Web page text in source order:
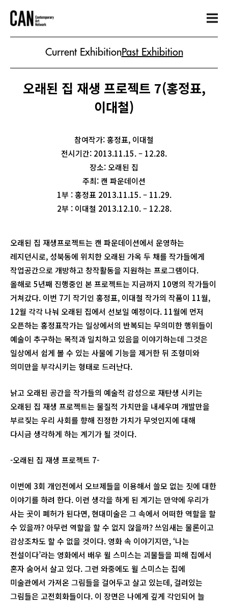
Current ExhibitionPast Exhibition
오래된 집 재생 프로젝트 7(홍정표,
이대철)
참여작가: 홍정표, 이대철
전시기간: 2013.11.15. – 12.28.
장소: 오래된 집
주최: 캔 파운데이션
1부 : 홍정표 2013.11.15. – 11.29.
2부 : 이대철 2013.12.10. – 12.28.
오래된 집 재생프로젝트는 캔 파운데이션에서 운영하는
레지던시로, 성북동에 위치한 오래된 가옥 두 채를 작가들에게
작업공간으로 개방하고 창작활동을 지원하는 프로그램이다.
올해로 5년째 진행중인 본 프로젝트는 지금까지 10명의 작가들이
거쳐갔다. 이번 7기 작기인 홍정표, 이대철 작가의 작품이 11월,
12월 각각 나눠 오래된 집에서 선보일 예정이다. 11월에 먼저
오픈하는 홍정표작가는 일상에서의 반복되는 무의미한 행위들이
예술이 추구하는 목적과 일치하고 있음을 이야기하는데 그것은
일상에서 쉽게 볼 수 있는 사물에 기능을 제거한 뒤 조형미와
의미만을 부각시키는 형태로 드러난다.
낡고 오래된 공간을 작가들의 예술적 감성으로 재탄생 시키는
오래된 집 재생 프로젝트는 물질적 가치만을 내세우며 개발만을
부르짖는 우리 사회를 향해 진정한 가치가 무엇인지에 대해
다시금 생각하게 하는 계기가 될 것이다.
-오래된 집 재생 프로젝트 7-
이번에 3회 개인전에서 오브제들을 이용해서 쓸모 없는 짓에 대한
이야기를 하려 한다. 이런 생각을 하게 된 계기는 만약에 우리가
사는 곳이 폐허가 된다면, 현대미술은 그 속에서 어떠한 역할을 할
수 있을까? 아무런 역할을 할 수 없지 않을까? 쓰임새는 물론이고
감상조차도 할 수 없을 것이다. 영화 속 이야기지만, ‘나는
전설이다’라는 영화에서 배우 윌 스미스는 괴물들을 피해 집에서
혼자 숨어서 살고 있다. 그런 와중에도 윌 스미스는 집에
미술관에서 가져온 그림들을 걸어두고 살고 있는데, 걸려있는
그림들은 고전회화들이다. 이 장면은 나에게 깊게 각인되어 늘